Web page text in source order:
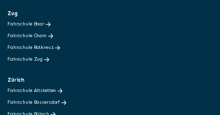
Zug
Fahrschule Baar
Fahrschule Cham
Fahrschule Rotkreuz
Fahrschule Zug
Zürich
Fahrschule Altstetten
Fahrschule Bassersdorf